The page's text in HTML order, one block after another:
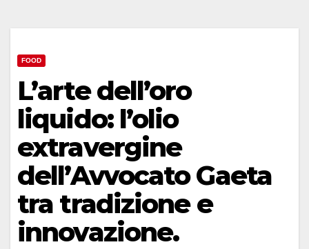
FOOD
L’arte dell’oro
liquido: l’olio
extravergine
dell’Avvocato Gaeta
tra tradizione e
innovazione.